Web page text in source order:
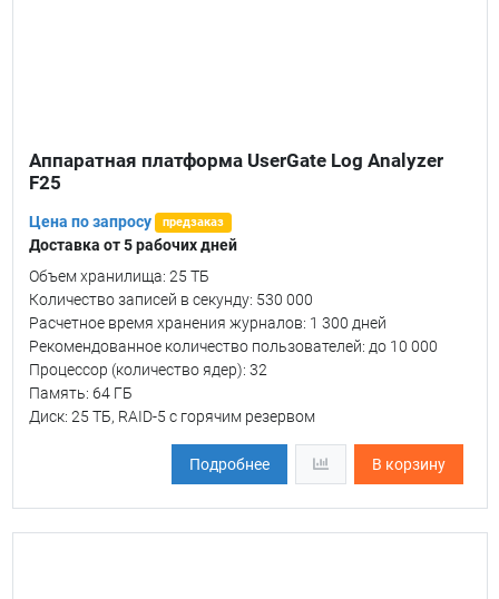
Аппаратная платформа UserGate Log Analyzer
F25
Цена по запросу предзаказ
Доставка от 5 рабочих дней
Объем хранилища: 25 ТБ
Количество записей в секунду: 530 000
Расчетное время хранения журналов: 1 300 дней
Рекомендованное количество пользователей: до 10 000
Процессор (количество ядер): 32
Память: 64 ГБ
Диск: 25 ТБ, RAID-5 с горячим резервом
Подробнее В корзину